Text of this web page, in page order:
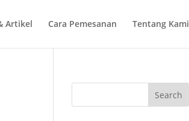
Artikel Cara Pemesanan Tentang Kami
Search